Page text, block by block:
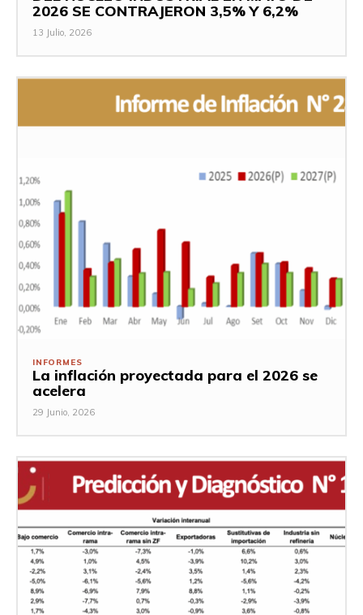
2026 SE CONTRAJERON 3,5% Y 6,2%
13 Julio, 2026
INFORMES
La inflación proyectada para el 2026 se
acelera
29 Junio, 2026